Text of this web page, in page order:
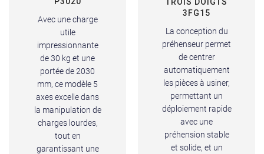
Avec une charge
utile
impressionnante
de 30 kg et une
portée de 2030
mm, ce modèle 5
axes excelle dans
la manipulation de
charges lourdes,
tout en
garantissant une
3FG15
La conception du
préhenseur permet
de centrer
automatiquement
les pièces à usiner,
permettant un
déploiement rapide
avec une
préhension stable
et solide, et un